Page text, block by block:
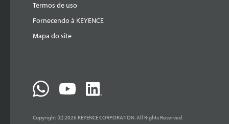
Termos de uso
Fornecendo à KEYENCE
Mapa do site
Copyright (C) 2026 KEYENCE CORPORATION. All Rights Reserved.